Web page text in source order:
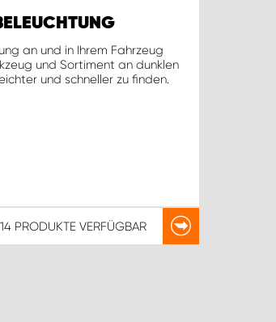
an und in Ihrem Fahrzeug
und Sortiment an dunklen
und schneller zu finden.
14 PRODUKTEVERFÜGBAR